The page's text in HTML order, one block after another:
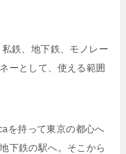
鉄、地下鉄、モノレー
ーとして、使える範囲
を持って東京の都心へ
下鉄の駅へ。そこから